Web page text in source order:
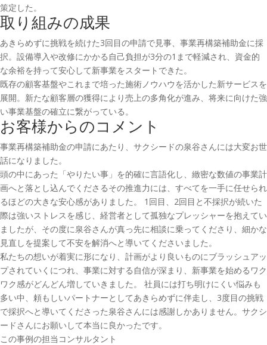
策定した。
取り組みの成果
あきらめずに挑戦を続けた3回目の申請で見事、事業再構築補助金に採
択。設備導入や改修にかかる自己負担が3分の1まで軽減され、資金的
な余裕を持って安心して新事業をスタートできた。
既存の顧客基盤やこれまで培った施術ノウハウを活かした新サービスを
展開。新たな顧客層の獲得により売上の多角化が進み、将来に向けた強
い事業基盤の確立に繋がっている。
お客様からのコメント
事業再構築補助金の申請にあたり、サクシードの泉谷さんには大変お世
話になりました。
頭の中にあった「やりたい事」を的確に言語化し、緻密な数値の事業計
画へと落とし込んでくださるその推進力には、すべてを一手に任せられ
るほどの大きな安心感がありました。 1回目、2回目と不採択が続いた
際は強いストレスを感じ、経営者として孤独なプレッシャーを抱えてい
ましたが、その度に泉谷さんが真っ先に相談に乗ってくださり、細かな
見直しを提案して不安を解消へと導いてくださいました。
私たちの想いが着実に形になり、計画がより良いものにブラッシュアッ
プされていくにつれ、事業に対する自信が深まり、新事業を始めるワク
ワク感がどんどん増していきました。 社員には打ち明けにくい悩みも
多い中、頼もしいパートナーとしてあきらめずに伴走し、3度目の挑戦
で採択へと導いてくださった泉谷さんには感謝しかありません。サクシ
ードさんにお願いして本当に良かったです。
この事例の担当コンサルタント